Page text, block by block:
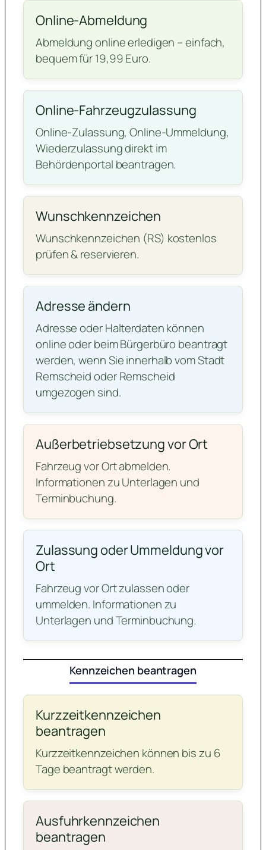
Online-Abmeldung
Abmeldung online erledigen – einfach,
bequem für 19,99 Euro.
Online-Fahrzeugzulassung
Online-Zulassung, Online-Ummeldung,
Wiederzulassung direkt im
Behördenportal beantragen.
Wunschkennzeichen
Wunschkennzeichen (RS) kostenlos
prüfen & reservieren.
Adresse ändern
Adresse oder Halterdaten können
online oder beim Bürgerbüro beantragt
werden, wenn Sie innerhalb vom Stadt
Remscheid oder Remscheid
umgezogen sind.
Außerbetriebsetzung vor Ort
Fahrzeug vor Ort abmelden.
Informationen zu Unterlagen und
Terminbuchung.
Zulassung oder Ummeldung vor
Ort
Fahrzeug vor Ort zulassen oder
ummelden. Informationen zu
Unterlagen und Terminbuchung.
Kennzeichen beantragen
Kurzzeitkennzeichen
beantragen
Kurzzeitkennzeichen können bis zu 6
Tage beantragt werden.
Ausfuhrkennzeichen
beantragen